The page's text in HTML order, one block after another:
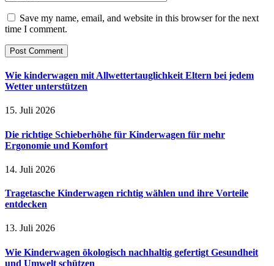
Save my name, email, and website in this browser for the next
time I comment.
Wie kinderwagen mit Allwettertauglichkeit Eltern bei jedem
Wetter unterstützen
15. Juli 2026
Die richtige Schieberhöhe für Kinderwagen für mehr
Ergonomie und Komfort
14. Juli 2026
Tragetasche Kinderwagen richtig wählen und ihre Vorteile
entdecken
13. Juli 2026
Wie Kinderwagen ökologisch nachhaltig gefertigt Gesundheit
und Umwelt schützen